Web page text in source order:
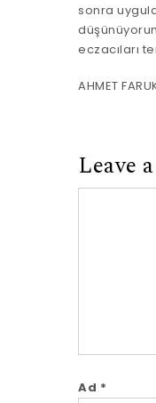
sonra
eczacıları
AHMET
Leave
Ad *